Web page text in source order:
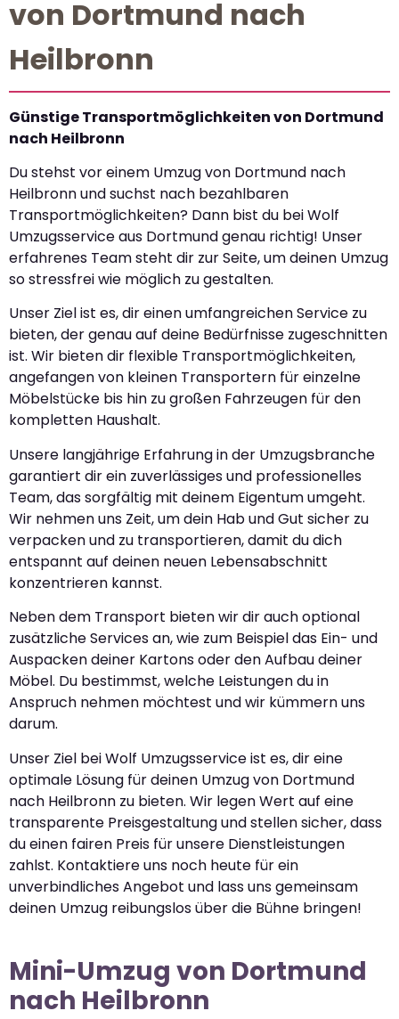
von Dortmund nach
Heilbronn
Günstige Transportmöglichkeiten von Dortmund
nach Heilbronn
Du stehst vor einem Umzug von Dortmund nach
Heilbronn und suchst nach bezahlbaren
Transportmöglichkeiten? Dann bist du bei Wolf
Umzugsservice aus Dortmund genau richtig! Unser
erfahrenes Team steht dir zur Seite, um deinen Umzug
so stressfrei wie möglich zu gestalten.
Unser Ziel ist es, dir einen umfangreichen Service zu
bieten, der genau auf deine Bedürfnisse zugeschnitten
ist. Wir bieten dir flexible Transportmöglichkeiten,
angefangen von kleinen Transportern für einzelne
Möbelstücke bis hin zu großen Fahrzeugen für den
kompletten Haushalt.
Unsere langjährige Erfahrung in der Umzugsbranche
garantiert dir ein zuverlässiges und professionelles
Team, das sorgfältig mit deinem Eigentum umgeht.
Wir nehmen uns Zeit, um dein Hab und Gut sicher zu
verpacken und zu transportieren, damit du dich
entspannt auf deinen neuen Lebensabschnitt
konzentrieren kannst.
Neben dem Transport bieten wir dir auch optional
zusätzliche Services an, wie zum Beispiel das Ein- und
Auspacken deiner Kartons oder den Aufbau deiner
Möbel. Du bestimmst, welche Leistungen du in
Anspruch nehmen möchtest und wir kümmern uns
darum.
Unser Ziel bei Wolf Umzugsservice ist es, dir eine
optimale Lösung für deinen Umzug von Dortmund
nach Heilbronn zu bieten. Wir legen Wert auf eine
transparente Preisgestaltung und stellen sicher, dass
du einen fairen Preis für unsere Dienstleistungen
zahlst. Kontaktiere uns noch heute für ein
unverbindliches Angebot und lass uns gemeinsam
deinen Umzug reibungslos über die Bühne bringen!
Mini-Umzug von Dortmund
nach Heilbronn